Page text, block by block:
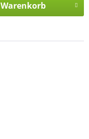
Warenkorb